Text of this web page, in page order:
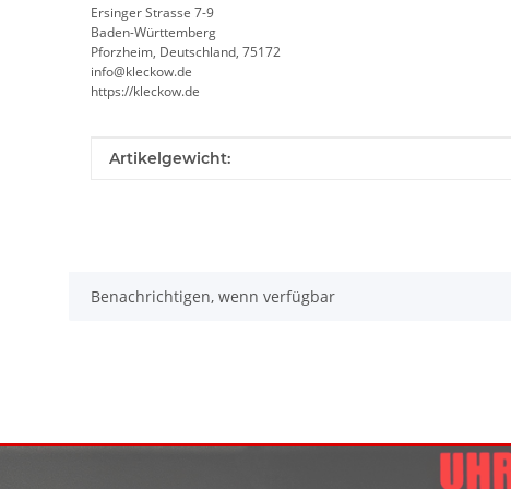
Ersinger Strasse 7-9
Baden-Württemberg
Pforzheim, Deutschland, 75172
info@kleckow.de
https://kleckow.de
Produkteigenschaft
Wert
Artikelgewicht:
Benachrichtigen, wenn verfügbar